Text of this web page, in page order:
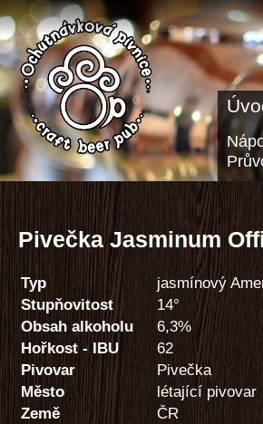
Pivečka Jasminum
Typ
jasmínový
Stupňovitost
14°
Obsah alkoholu
6,3%
Hořkost - IBU
62
Pivovar
Pivečka
Město
létající pivovar
Země
ČR